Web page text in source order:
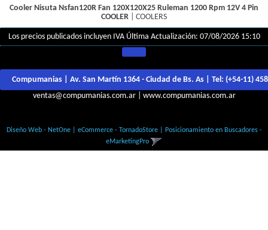
Cooler Nisuta Nsfan120R Fan 120X120X25 Ruleman 1200 Rpm 12V 4 Pin
COOLER
COOLERS
Los precios publicados incluyen IVA Última Actualización: 07/08/2026 15:10
Compumanias | Av. San Martín 1364 - Ciudad de Bs. As | Tel: (+54-11)
ventas@compumanias.com.ar| www.compumanias.com.ar
Diseño Web - NetOne| eCommerce - TornadoStore| Posicionamiento en Buscadores -
eMarketingPro